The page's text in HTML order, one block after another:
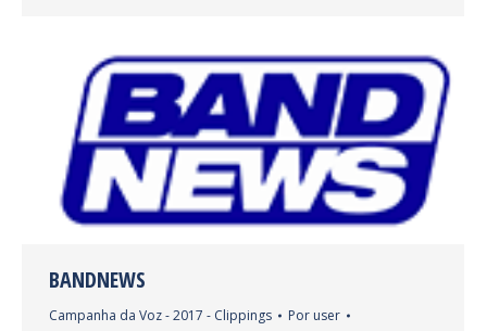
BANDNEWS
Campanha da Voz - 2017 - Clippings Por user